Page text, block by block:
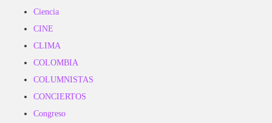
Ciencia
CINE
CLIMA
COLOMBIA
COLUMNISTAS
CONCIERTOS
Congreso